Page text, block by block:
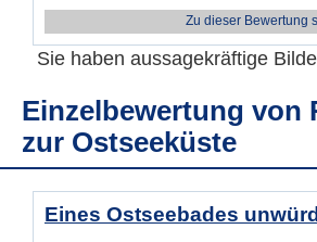
Zu dieser Bewertung
Sie haben aussagekräftige
Einzelbewertung von
zur Ostseeküste
Eines Ostseebades